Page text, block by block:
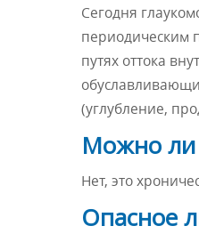
Сегодня
периодическим
путях оттока
(углубление,
Можно ли
Нет, это
Опасное